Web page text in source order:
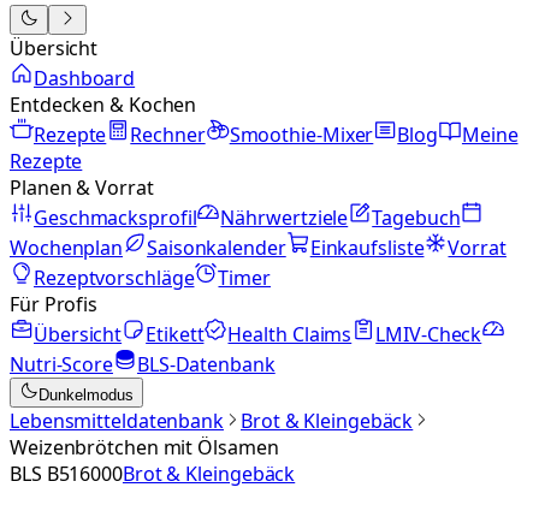
Übersicht
Dashboard
Entdecken & Kochen
Rezepte
Rechner Smoothie-Mixer Blog
Meine
Rezepte
Planen & Vorrat
Geschmacksprofil
Nährwertziele
Tagebuch
Wochenplan
Saisonkalender Einkaufsliste
Vorrat
Rezeptvorschläge
Timer
Für Profis
Übersicht
Etikett Health Claims
LMIV-Check
Nutri-Score
BLS-Datenbank
Dunkelmodus
Lebensmitteldatenbank
Brot & Kleingebäck
Weizenbrötchen mit Ölsamen
BLS B516000Brot & Kleingebäck